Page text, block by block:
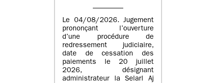
Le 04/08/2026. Jugement
prononçant l’ouverture
d’une procédure de
redressement judiciaire,
date de cessation des
paiements le 20 juillet
2026, désignant
administrateur la Selarl Aj